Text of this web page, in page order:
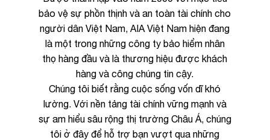
bảo vệ sự phồn thịnh và an toàn tài chính cho
người dân Việt Nam, AIA Việt Nam hiện đang
là một trong những công ty bảo hiểm nhân
thọ hàng đầu và là thương hiệu được khách
hàng và công chúng tin cậy.
Chúng tôi biết rằng cuộc sống vốn dĩ khó
lường. Với nền tảng tài chính vững mạnh và
sự am hiểu sâu rộng thị trường Châu Á, chúng
tôi ở đây để hỗ trợ bạn vượt qua những